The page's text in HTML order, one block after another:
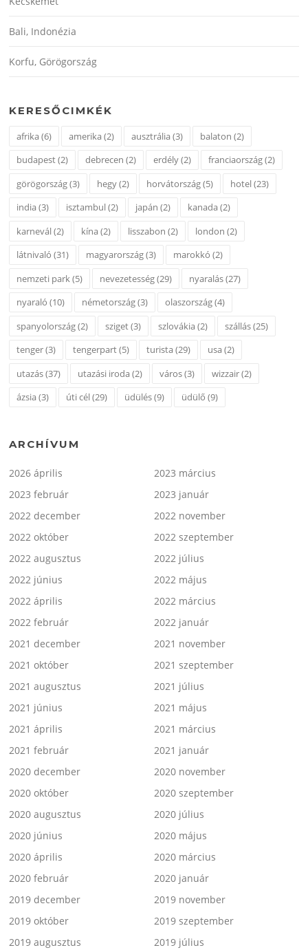
Bali, Indonézia
Korfu, Görögország
KERESŐCIMKÉK
afrika(6) amerika(2) ausztrália(3) balaton (2)
budapest(2) debrecen (2) erdély(2) franciaország(2)
görögország(3) hegy(2) horvátország(5) hotel(23)
india(3) isztambul(2) japán (2) kanada(2)
karnevál(2) kína(2) lisszabon (2) london (2)
látnivaló (31) magyarország(3) marokkó (2)
nemzeti park(5) nevezetesség(29) nyaralás(27)
nyaraló (10) németország(3) olaszország(4)
spanyolország(2) sziget(3) szlovákia(2) szállás(25)
tenger(3) tengerpart(5) turista(29) usa(2)
utazás(37) utazási iroda(2) város(3) wizzair(2)
ázsia(3) úti cél(29) üdülés(9) üdülő (9)
ARCHÍVUM
2026 április
2023 március
2023 február
2023 január
2022 december
2022 november
2022 október
2022 szeptember
2022 augusztus
2022 július
2022 június
2022 május
2022 április
2022 március
2022 február
2022 január
2021 december
2021 november
2021 október
2021 szeptember
2021 augusztus
2021 július
2021 június
2021 május
2021 április
2021 március
2021 február
2021 január
2020 december
2020 november
2020 október
2020 szeptember
2020 augusztus
2020 július
2020 június
2020 május
2020 április
2020 március
2020 február
2020 január
2019 december
2019 november
2019 október
2019 szeptember
2019 augusztus
2019 július